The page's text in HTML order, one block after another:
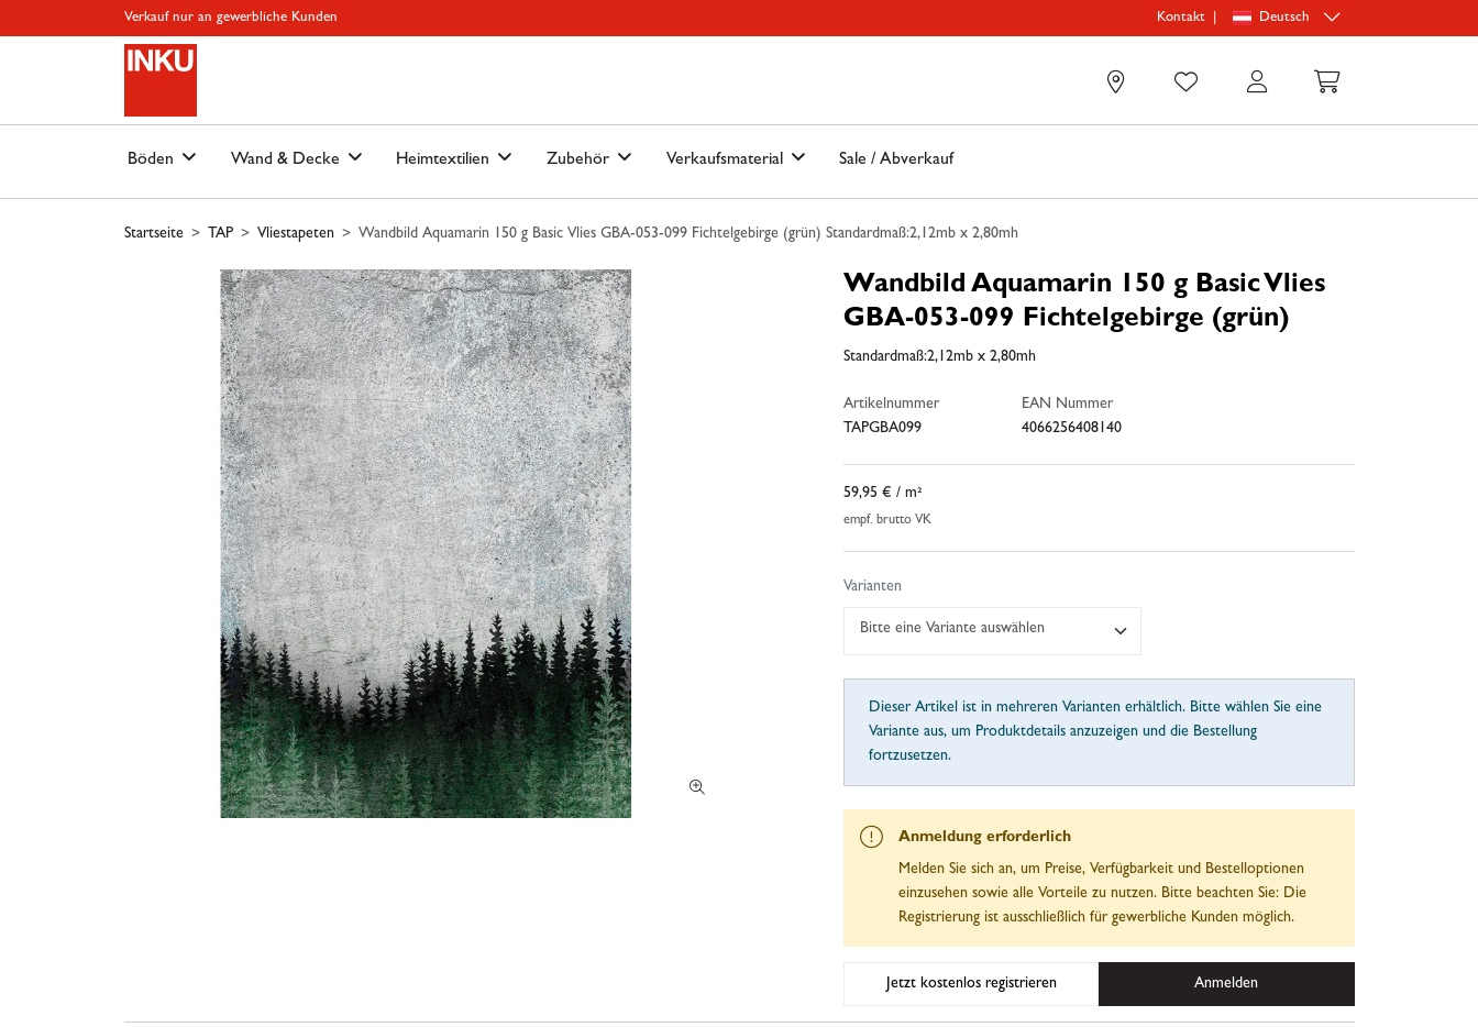
Springe zu Hauptinhalt Springe zum Header Springe zum Footer
Verkauf nur an gewerbliche Kunden Kontakt Deutsch
Böden Wand & Decke Heimtextilien Zubehör Verkaufsmaterial Sale / Abverkauf
Startseite TAP Vliestapeten Wandbild Aquamarin 150 g Basic Vlies GBA-053-099 Fichtelgebirge (grün) Standardmaß:2,12mb x 2,80mh
Wandbild Aquamarin 150 g Basic Vlies
GBA-053-099 Fichtelgebirge (grün)
Standardmaß:2,12mb x 2,80mh
Artikelnummer
TAPGBA099
EAN Nummer
4066256408140
59,95 € / m²
empf. brutto VK
Varianten
Bitte eine Variante auswählen
Dieser Artikel ist in mehreren Varianten erhältlich. Bitte wählen Sie eine
Variante aus, um Produktdetails anzuzeigen und die Bestellung
fortzusetzen.
Anmeldung erforderlich
Melden Sie sich an, um Preise, Verfügbarkeit und Bestelloptionen
einzusehen sowie alle Vorteile zu nutzen. Bitte beachten Sie: Die
Registrierung ist ausschließlich für gewerbliche Kunden möglich.
Jetzt kostenlos registrieren Anmelden